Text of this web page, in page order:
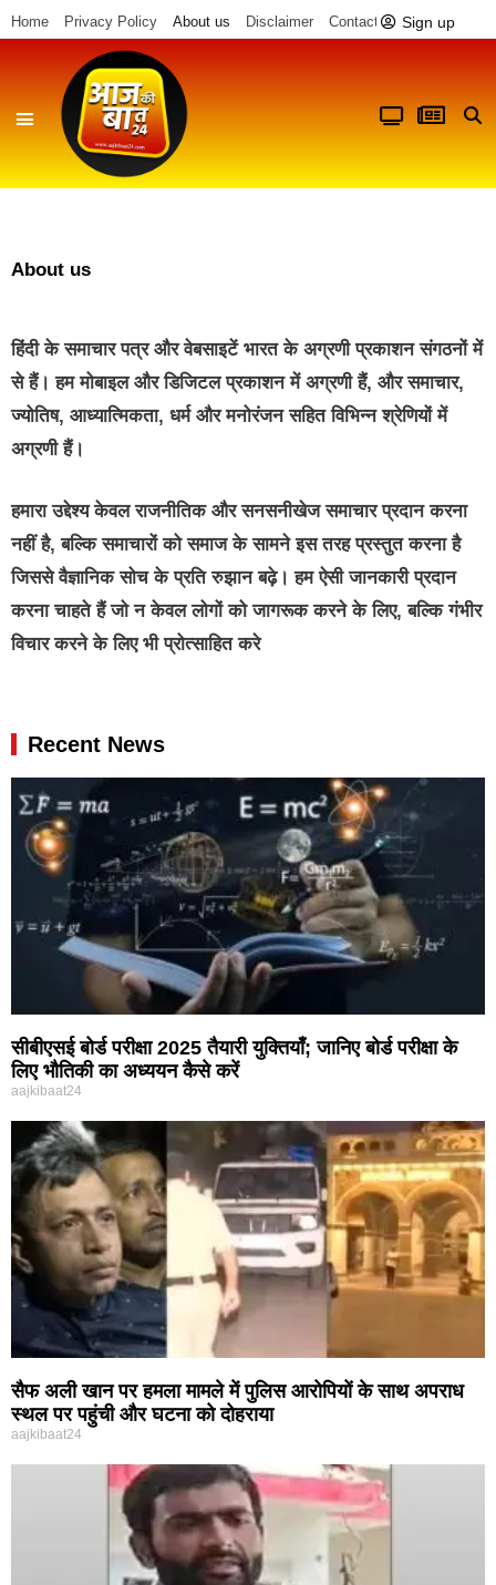
Home Privacy Policy About us Disclaimer Contact us Sign up
About us
हिंदी के समाचार पत्र और वेबसाइटें भारत के अग्रणी प्रकाशन संगठनों में
से हैं। हम मोबाइल और डिजिटल प्रकाशन में अग्रणी हैं, और समाचार,
ज्योतिष, आध्यात्मिकता, धर्म और मनोरंजन सहित विभिन्न श्रेणियों में
अग्रणी हैं।
हमारा उद्देश्य केवल राजनीतिक और सनसनीखेज समाचार प्रदान करना
नहीं है, बल्कि समाचारों को समाज के सामने इस तरह प्रस्तुत करना है
जिससे वैज्ञानिक सोच के प्रति रुझान बढ़े। हम ऐसी जानकारी प्रदान
करना चाहते हैं जो न केवल लोगों को जागरूक करने के लिए, बल्कि गंभीर
विचार करने के लिए भी प्रोत्साहित करे
Recent News
सीबीएसई बोर्ड परीक्षा 2025 तैयारी युक्तियाँ; जानिए बोर्ड परीक्षा के
लिए भौतिकी का अध्ययन कैसे करें
aajkibaat24
सैफ अली खान पर हमला मामले में पुलिस आरोपियों के साथ अपराध
स्थल पर पहुंची और घटना को दोहराया
aajkibaat24